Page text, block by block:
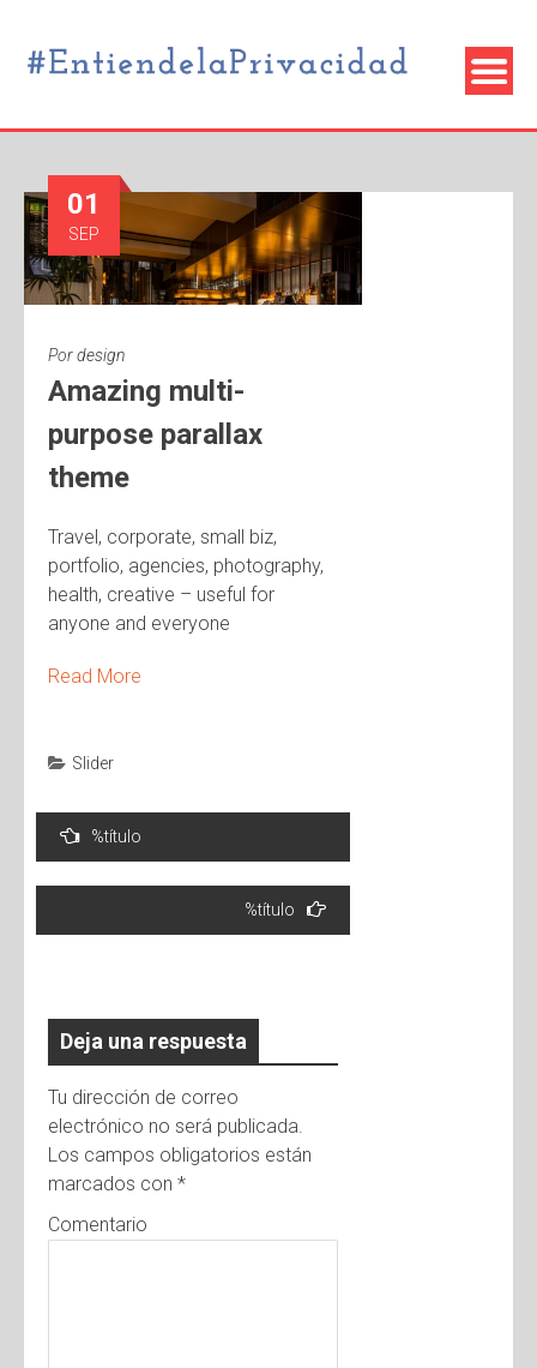
01
SEP
Pordesign
Amazing multi-
purpose parallax
theme
Travel, corporate, small biz,
portfolio, agencies, photography,
health, creative – useful for
anyone and everyone
Read More
Slider
%título
%título
Deja una respuesta
Tu dirección de correo
electrónico no será publicada.
Los campos obligatorios están
marcados con *
Comentario